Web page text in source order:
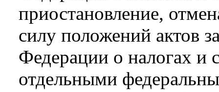
приостановление,
силу положений актов
Федерации о налогах и
отдельными